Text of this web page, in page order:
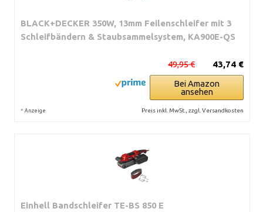
BLACK+DECKER 350W, 13mm Feilenschleifer mit 3
Schleifbändern & Staubsammelsystem, KA900E-QS
43,74 €
49,95 €
Bei Amazon
ansehen
* Anzeige Preis inkl. MwSt., zzgl. Versandkosten
Einhell Bandschleifer TE-BS 850 E